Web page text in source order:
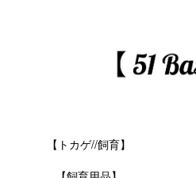
【トカゲ//飼育】